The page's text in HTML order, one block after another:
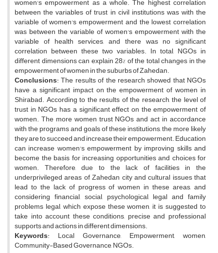
women's empowerment as a whole. The highest correlation
between the variables of trust in civil institutions was with the
variable of women's empowerment and the lowest correlation
was between the variable of women's empowerment with the
variable of health services, and there was no significant
correlation between these two variables. In total, NGOs in
different dimensions can explain 28% of the total changes in the
empowerment of women in the suburbs of Zahedan.
Conclusions: The results of the research showed that NGOs
have a significant impact on the empowerment of women in
Shirabad. According to the results of the research, the level of
trust in NGOs has a significant effect on the empowerment of
women. The more women trust NGOs and act in accordance
with the programs and goals of these institutions, the more likely
they are to succeed and increase their empowerment. Education
can increase women's empowerment by improving skills and
become the basis for increasing opportunities and choices for
women. Therefore, due to the lack of facilities in the
underprivileged areas of Zahedan city and cultural issues that
lead to the lack of progress of women in these areas, and
considering financial, social, psychological, legal and family
problems legal, which expose these women, it is suggested to
take into account these conditions, precise and professional
supports and actions in different dimensions.
Keywords: Local Governance, Empowerment, women,
Community-Based Governance, NGOs.